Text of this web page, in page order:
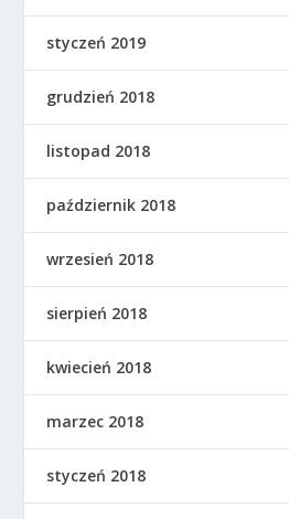
styczeń 2019
grudzień 2018
listopad 2018
październik 2018
wrzesień 2018
sierpień 2018
kwiecień 2018
marzec 2018
styczeń 2018